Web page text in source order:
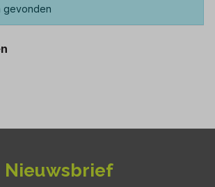
gevonden
Nieuwsbrief